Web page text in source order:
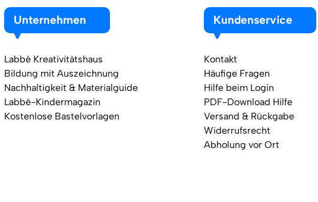
Unternehmen
Labbé Kreativitätshaus
Bildung mit Auszeichnung
Nachhaltigkeit & Materialguide
Labbé-Kindermagazin
Kostenlose Bastelvorlagen
Kundenservice
Kontakt
Häufige Fragen
Hilfe beim Login
PDF-Download Hilfe
Versand & Rückgabe
Widerrufsrecht
Abholung vor Ort